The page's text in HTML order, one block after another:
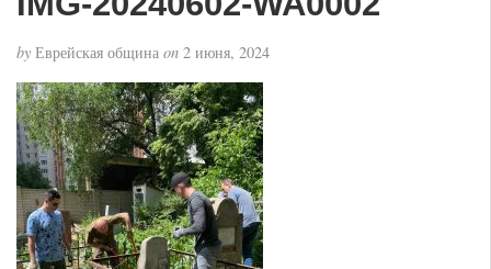
by Еврейская община on 2 июня, 2024